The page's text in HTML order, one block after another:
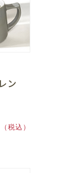
ン
（税込）